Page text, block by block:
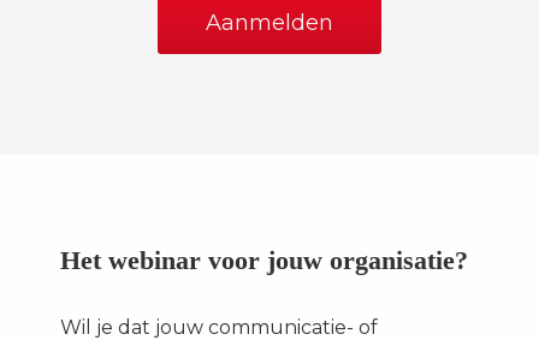
Aanmelden
Het webinar voor jouw organisatie?
Wil je dat jouw communicatie- of